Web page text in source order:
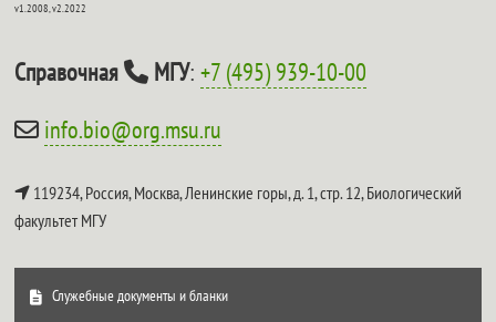
v1.2008, v2.2022
Справочная МГУ:+7 (495) 939-10-00
info.bio@org.msu.ru
119234, Россия, Москва, Ленинские горы, д. 1, стр. 12,Биологический
факультет МГУ
Служебные документы и бланки